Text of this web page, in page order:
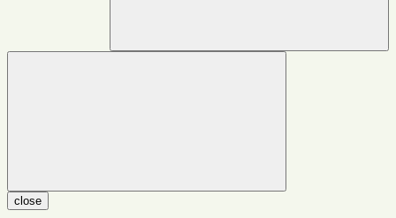
close